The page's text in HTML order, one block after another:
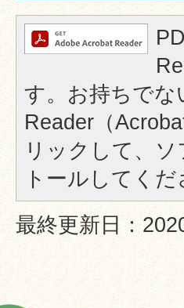
す。お持ちでな
Reader（
リックして、
トールしてくだ
最終更新日：